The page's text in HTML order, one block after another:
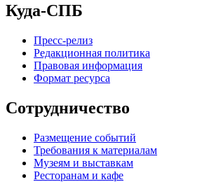
Куда-СПБ
Пресс-релиз
Редакционная политика
Правовая информация
Формат ресурса
Сотрудничество
Размещение событий
Требования к материалам
Музеям и выставкам
Ресторанам и кафе